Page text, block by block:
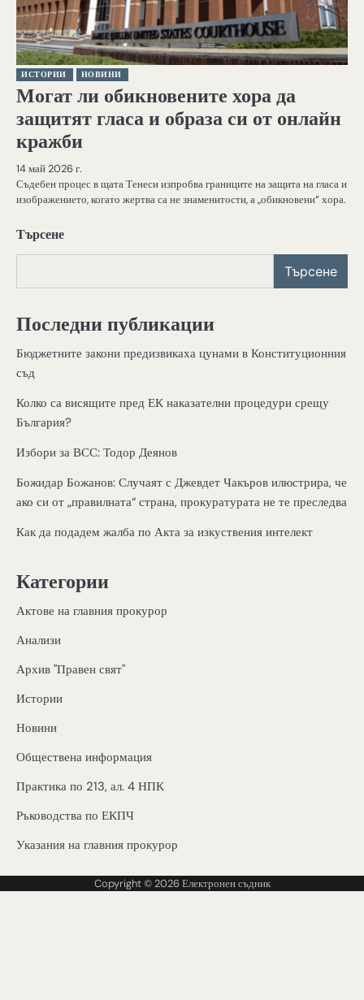
ИСТОРИИ НОВИНИ
Могат ли обикновените хора да
защитят гласа и образа си от онлайн
кражби
14 май 2026 г.
Съдебен процес в щата Тенеси изпробва границите на защита на гласа и
изображението, когато жертва са не знаменитости, а „обикновени“ хора.
Търсене
Търсене
Последни публикации
Бюджетните закони предизвикаха цунами в Конституционния
съд
Колко са висящите пред ЕК наказателни процедури срещу
България?
Избори за ВСС: Тодор Деянов
Божидар Божанов: Случаят с Джевдет Чакъров илюстрира, че
ако си от „правилната“ страна, прокуратурата не те преследва
Как да подадем жалба по Акта за изкуствения интелект
Категории
Актове на главния прокурор
Анализи
Архив "Правен свят"
Истории
Новини
Обществена информация
Практика по 213, ал. 4 НПК
Ръководства по ЕКПЧ
Указания на главния прокурор
Copyright © 2026Електронен съдник